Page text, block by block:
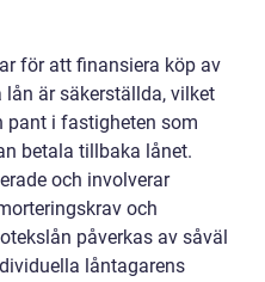
för att finansiera köp av
är säkerställda, vilket
pant i fastigheten som
betala tillbaka lånet.
och involverar
och
påverkas av såväl
låntagarens